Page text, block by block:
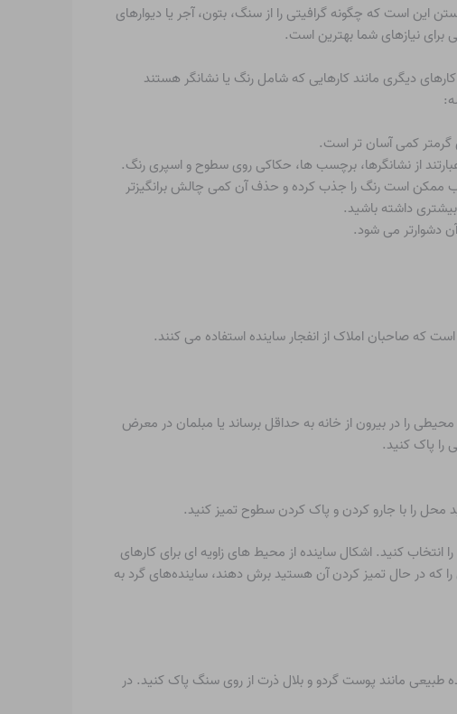
این است که چگونه گرافیتی را از سنگ، بتون، آجر یا دیوارهای
نیازهای شما بهترین است.
دیگری مانند کارهایی که شامل رنگ یا نشانگر هستند
گرمتر کمی آسان تر است.
از نشانگرها، برچسب ها، حکاکی روی سطوح و اسپری رنگ.
ممکن است رنگ را جذب کرده و حذف آن کمی چالش برانگیزتر
داشته باشید.
دشوارتر می شود.
که صاحبان املاک از انفجار ساینده استفاده می کنند.
را در بیرون از خانه به حداقل برساند یا مبلمان در معرض
را پاک کنید.
را با جارو کردن و پاک کردن سطوح تمیز کنید.
کنید. اشکال ساینده از محیط های زاویه ای برای کارهای
که در حال تمیز کردن آن هستید برش دهند، ساینده‌های گرد به
طبیعی مانند پوست گردو و بلال ذرت از روی سنگ پاک کنید. در